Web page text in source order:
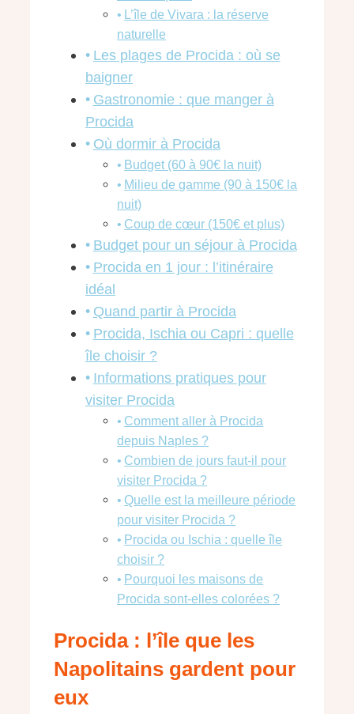
L’île de Vivara : la réserve
naturelle
Les plages de Procida : où se
baigner
Gastronomie : que manger à
Procida
Où dormir à Procida
Budget (60 à 90€ la nuit)
Milieu de gamme (90 à 150€ la
nuit)
Coup de cœur (150€ et plus)
Budget pour un séjour à Procida
Procida en 1 jour : l’itinéraire
idéal
Quand partir à Procida
Procida, Ischia ou Capri : quelle
île choisir ?
Informations pratiques pour
visiter Procida
Comment aller à Procida
depuis Naples ?
Combien de jours faut-il pour
visiter Procida ?
Quelle est la meilleure période
pour visiter Procida ?
Procida ou Ischia : quelle île
choisir ?
Pourquoi les maisons de
Procida sont-elles colorées ?
Procida : l’île que les
Napolitains gardent pour
eux